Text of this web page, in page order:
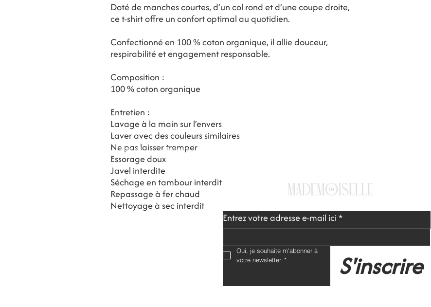
Doté de manches courtes, d’un col rond et d’une coupe droite,
ce t-shirt offre un confort optimal au quotidien.
Confectionné en 100 % coton organique, il allie douceur,
respirabilité et engagement responsable.
Composition :
100 % coton organique
Entretien :
Lavage à la main sur l’envers
Laver avec des couleurs similaires
Ne pas laisser tremper
Essorage doux
Javel interdite
Séchage en tambour interdit
Repassage à fer chaud
Nettoyage à sec interdit
Contact Magasins
Entrez votre adresse e-mail ici*
Oui, je souhaite m'abonner à
votre newsletter. * S'inscrire